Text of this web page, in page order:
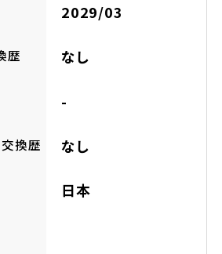
2029/03
歴 なし
-
換歴 なし
日本
ふかや花園
鴻巣
所沢
大宮
ム 狭山